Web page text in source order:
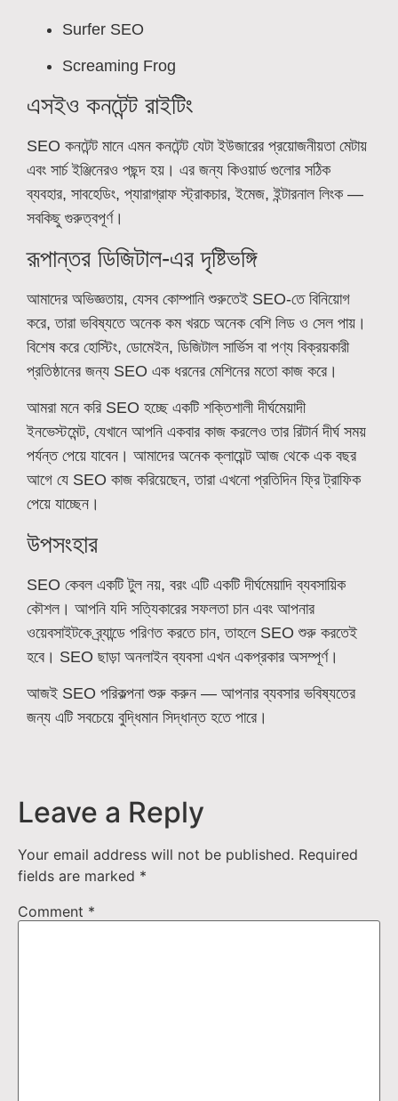
Surfer SEO
Screaming Frog
এসইও কনটেন্ট রাইটিং
SEO কনটেন্ট মানে এমন কনটেন্ট যেটা ইউজারের প্রয়োজনীয়তা মেটায়
এবং সার্চ ইঞ্জিনেরও পছন্দ হয়। এর জন্য কিওয়ার্ড গুলোর সঠিক
ব্যবহার, সাবহেডিং, প্যারাগ্রাফ স্ট্রাকচার, ইমেজ, ইন্টারনাল লিংক —
সবকিছু গুরুত্বপূর্ণ।
রূপান্তর ডিজিটাল-এর দৃষ্টিভঙ্গি
আমাদের অভিজ্ঞতায়, যেসব কোম্পানি শুরুতেই SEO-তে বিনিয়োগ
করে, তারা ভবিষ্যতে অনেক কম খরচে অনেক বেশি লিড ও সেল পায়।
বিশেষ করে হোস্টিং, ডোমেইন, ডিজিটাল সার্ভিস বা পণ্য বিক্রয়কারী
প্রতিষ্ঠানের জন্য SEO এক ধরনের মেশিনের মতো কাজ করে।
আমরা মনে করি SEO হচ্ছে একটি শক্তিশালী দীর্ঘমেয়াদী
ইনভেস্টমেন্ট, যেখানে আপনি একবার কাজ করলেও তার রিটার্ন দীর্ঘ সময়
পর্যন্ত পেয়ে যাবেন। আমাদের অনেক ক্লায়েন্ট আজ থেকে এক বছর
আগে যে SEO কাজ করিয়েছেন, তারা এখনো প্রতিদিন ফ্রি ট্রাফিক
পেয়ে যাচ্ছেন।
উপসংহার
SEO কেবল একটি টুল নয়, বরং এটি একটি দীর্ঘমেয়াদি ব্যবসায়িক
কৌশল। আপনি যদি সত্যিকারের সফলতা চান এবং আপনার
ওয়েবসাইটকে ব্র্যান্ডে পরিণত করতে চান, তাহলে SEO শুরু করতেই
হবে। SEO ছাড়া অনলাইন ব্যবসা এখন একপ্রকার অসম্পূর্ণ।
আজই SEO পরিকল্পনা শুরু করুন — আপনার ব্যবসার ভবিষ্যতের
জন্য এটি সবচেয়ে বুদ্ধিমান সিদ্ধান্ত হতে পারে।
Leave a Reply
Your email address will not be published. Required
fields are marked *
Comment *